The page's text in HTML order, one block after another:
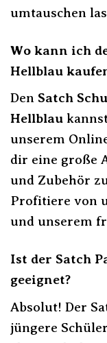
umtauschen
Wo kann ich
Hellblau
Den Satch
Hellblau
unserem
dir eine große
und Zubehör
Profitiere von
und unserem
Ist der Satch
geeignet?
Absolut! Der
jüngere